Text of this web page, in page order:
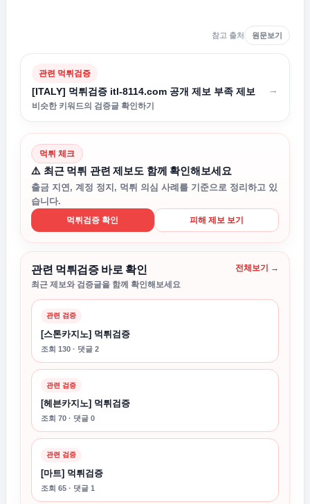
참고 출처 원문보기
관련 먹튀검증
[ITALY] 먹튀검증 itl-8114.com 공개 제보 부족 제보
비슷한 키워드의 검증글 확인하기
→
먹튀 체크
⚠️ 최근 먹튀 관련 제보도 함께 확인해보세요
출금 지연, 계정 정지, 먹튀 의심 사례를 기준으로 정리하고 있
습니다.
먹튀검증 확인 피해 제보 보기
관련 먹튀검증 바로 확인
최근 제보와 검증글을 함께 확인해보세요
전체보기 →
관련 검증
[스톤카지노] 먹튀검증
조회 130 · 댓글 2
관련 검증
[헤븐카지노] 먹튀검증
조회 70 · 댓글 0
관련 검증
[마트] 먹튀검증
조회 65 · 댓글 1